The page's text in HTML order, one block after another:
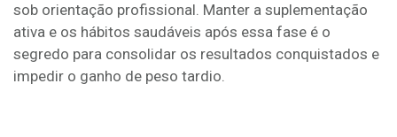
sob orientação profissional. Manter a suplementação
ativa e os hábitos saudáveis após essa fase é o
segredo para consolidar os resultados conquistados e
impedir o ganho de peso tardio.